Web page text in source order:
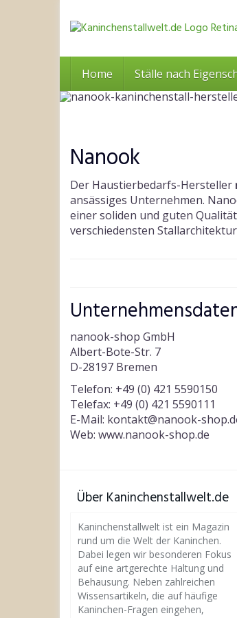
Home
Ställe nach
Nanook
Der Haustierbedarfs-Hersteller
ansässiges Unternehmen.
einer soliden und guten
verschiedensten
nanook-shop GmbH
Albert-Bote-Str. 7
D-28197 Bremen
Telefon: +49 (0) 421 5590150
Telefax: +49 (0) 421 5590111
E-Mail: kontakt@nanook-
Web: www.nanook-shop.de
Über Kaninchenstallwelt.de
Kaninchenstallwelt ist ein Magazin
rund um die Welt der Kaninchen.
Dabei legen wir besonderen Fokus
auf eine artgerechte Haltung und
Behausung. Neben zahlreichen
Wissensartikeln, die auf häufige
Kaninchen-Fragen eingehen,